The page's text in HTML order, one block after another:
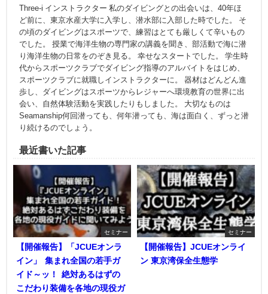
Three-i インストラクター 私のダイビングとの出会いは、40年ほ
ど前に、東京水産大学に入学し、潜水部に入部した時でした。 そ
の頃のダイビングはスポーツで、練習はとても厳しくて辛いもの
でした。 授業で海洋生物の専門家の講義を聞き、部活動で海に潜
り海洋生物の日常をのぞき見る。 幸せなスタートでした。 学生時
代からスポーツクラブでダイビング指導のアルバイトをはじめ、
スポーツクラブに就職しインストラクターに。 器材はどんどん進
歩し、ダイビングはスポーツからレジャーへ環境教育の世界に出
会い、自然体験活動を実践したりもしました。 大切なものは
Seamanship何回潜っても、何年潜っても、海は面白く、ずっと潜
り続けるのでしょう。
最近書いた記事
セミナー
【開催報告】「JCUEオンラ
イン」 集まれ全国の若手ガ
イド～ッ！ 絶対あるはずの
こだわり装備を各地の現役ガ
セミナー
【開催報告】JCUEオンライ
ン 東京湾保全生態学